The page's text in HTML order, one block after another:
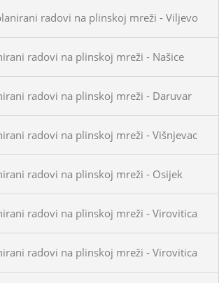
radovi na plinskoj mreži - Viljevo
radovi na plinskoj mreži - Našice
radovi na plinskoj mreži - Daruvar
radovi na plinskoj mreži - Višnjevac
radovi na plinskoj mreži - Osijek
radovi na plinskoj mreži - Virovitica
radovi na plinskoj mreži - Virovitica